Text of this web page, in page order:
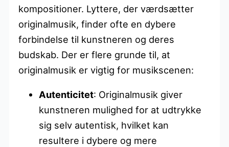
kompositioner. Lyttere, der værdsætter
originalmusik, finder ofte en dybere
forbindelse til kunstneren og deres
budskab. Der er flere grunde til, at
originalmusik er vigtig for musikscenen:
Autenticitet: Originalmusik giver
kunstneren mulighed for at udtrykke
sig selv autentisk, hvilket kan
resultere i dybere og mere